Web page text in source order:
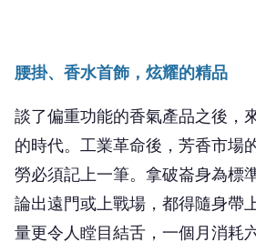
腰掛、香水首飾，炫耀的精品
談了偏重功能的香氣產品之後，
的時代。工業革命後，芳香市場
勞必須記上一筆。拿破崙身為標
論出遠門或上戰場，都得隨身帶
量更令人瞠目結舌，一個月消耗